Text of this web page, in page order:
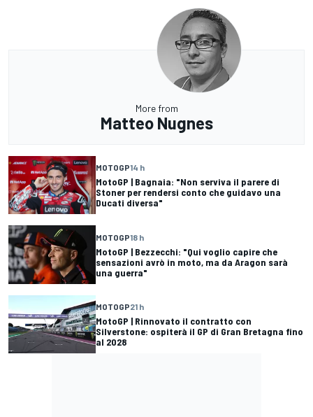
More from
Matteo Nugnes
MOTOGP14 h
MotoGP | Bagnaia: "Non serviva il parere di
Stoner per rendersi conto che guidavo una
Ducati diversa"
MOTOGP18 h
MotoGP | Bezzecchi: "Qui voglio capire che
sensazioni avrò in moto, ma da Aragon sarà
una guerra"
MOTOGP21 h
MotoGP | Rinnovato il contratto con
Silverstone: ospiterà il GP di Gran Bretagna fino
al 2028